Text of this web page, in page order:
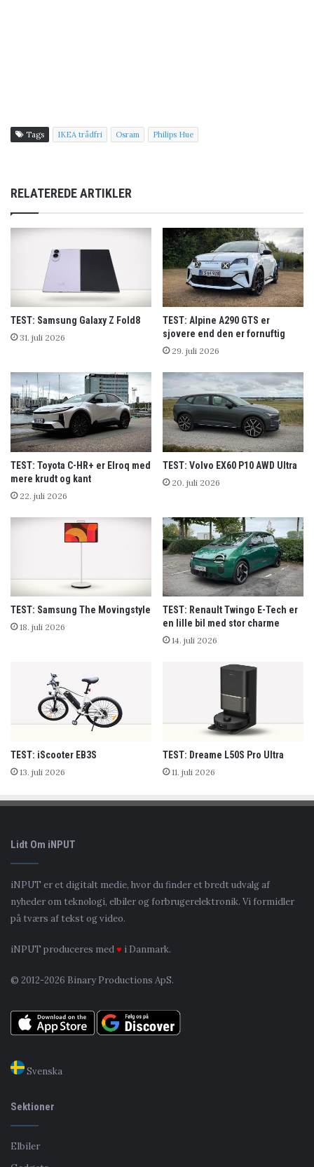
Tags IKEA trådfri Osram Philips Hue
RELATEREDE ARTIKLER
TEST: Samsung Galaxy Z Fold8
31. juli 2026
TEST: Alpine A290 GTS er
sjovere end den er fornuftig
29. juli 2026
TEST: Toyota C-HR+ er Elroq med
mere krudt og kant
22. juli 2026
TEST: Volvo EX60 P10 AWD Ultra
20. juli 2026
TEST: Samsung The Movingstyle
18. juli 2026
TEST: Renault Twingo E-Tech er
en lille bil med stor charme
14. juli 2026
TEST: iScooter EB3S
13. juli 2026
TEST: Dreame L50S Pro Ultra
11. juli 2026
Lidt Om iNPUT
iNPUT er et digitalt medie, hvor du finder et bredt udvalg af
nyheder om teknologi, elbiler og forbrugerelektronik. Vi formidler
på tværs af tekst og video.
iNPUT produceres med♥ i Danmark.
© 2012-2026 Binary Productions ApS.
Svenska
Sektioner
Elbiler